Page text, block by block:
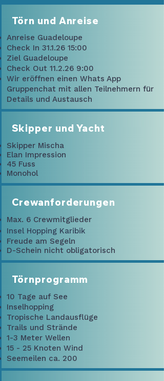
Törn und Anreise
Anreise Guadeloupe
Check In 31.1.26 15:00
Ziel Guadeloupe
Check Out 11.2.26 9:00
Wir eröffnen einen Whats App
Gruppenchat mit allen Teilnehmern für
Details und Austausch
Skipper und Yacht
Skipper Mischa
Elan Impression
45 Fuss
Monohol
Crewanforderungen
Max. 6 Crewmitglieder
Insel Hopping Karibik
Freude am Segeln
D-Schein nicht obligatorisch
Törnprogramm
10 Tage auf See
Inselhopping
Tropische Landausflüge
Trails und Strände
1-3 Meter Wellen
15 - 25 Knoten Wind
Seemeilen ca. 200